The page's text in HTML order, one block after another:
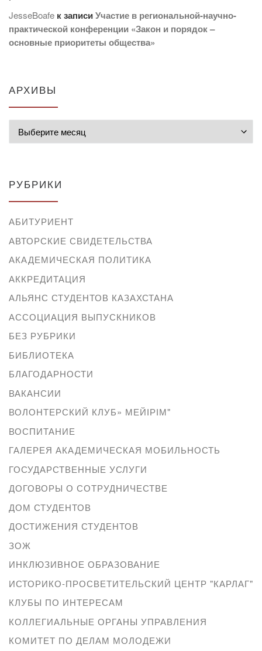
JesseBoafe к записиУчастие в региональной-научно-
практической конференции «Закон и порядок –
основные приоритеты общества»
АРХИВЫ
РУБРИКИ
АБИТУРИЕНТ
АВТОРСКИЕ СВИДЕТЕЛЬСТВА
АКАДЕМИЧЕСКАЯ ПОЛИТИКА
АККРЕДИТАЦИЯ
АЛЬЯНС СТУДЕНТОВ КАЗАХСТАНА
АССОЦИАЦИЯ ВЫПУСКНИКОВ
БЕЗ РУБРИКИ
БИБЛИОТЕКА
БЛАГОДАРНОСТИ
ВАКАНСИИ
ВОЛОНТЕРСКИЙ КЛУБ» МЕЙІРІМ"
ВОСПИТАНИЕ
ГАЛЕРЕЯ АКАДЕМИЧЕСКАЯ МОБИЛЬНОСТЬ
ГОСУДАРСТВЕННЫЕ УСЛУГИ
ДОГОВОРЫ О СОТРУДНИЧЕСТВЕ
ДОМ СТУДЕНТОВ
ДОСТИЖЕНИЯ СТУДЕНТОВ
ЗОЖ
ИНКЛЮЗИВНОЕ ОБРАЗОВАНИЕ
ИСТОРИКО-ПРОСВЕТИТЕЛЬСКИЙ ЦЕНТР "КАРЛАГ"
КЛУБЫ ПО ИНТЕРЕСАМ
КОЛЛЕГИАЛЬНЫЕ ОРГАНЫ УПРАВЛЕНИЯ
КОМИТЕТ ПО ДЕЛАМ МОЛОДЕЖИ